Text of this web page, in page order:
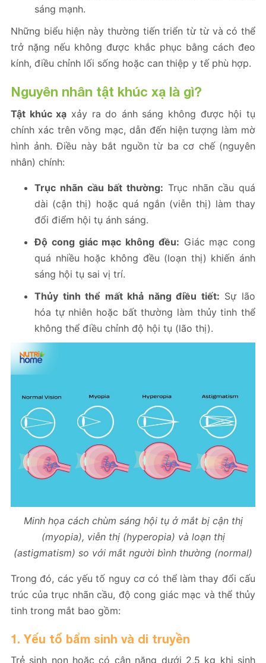
sáng mạnh.
Những biểu hiện này thường tiến triển từ từ và có thể
trở nặng nếu không được khắc phục bằng cách đeo
kính, điều chỉnh lối sống hoặc can thiệp y tế phù hợp.
Nguyên nhân tật khúc xạ là gì?
Tật khúc xạ xảy ra do ánh sáng không được hội tụ
chính xác trên võng mạc, dẫn đến hiện tượng làm mờ
hình ảnh. Điều này bắt nguồn từ ba cơ chế (nguyên
nhân) chính:
Trục nhãn cầu bất thường: Trục nhãn cầu quá
dài (cận thị) hoặc quá ngắn (viễn thị) làm thay
đổi điểm hội tụ ánh sáng.
Độ cong giác mạc không đều: Giác mạc cong
quá nhiều hoặc không đều (loạn thị) khiến ánh
sáng hội tụ sai vị trí.
Thủy tinh thể mất khả năng điều tiết: Sự lão
hóa tự nhiên hoặc bất thường làm thủy tinh thể
không thể điều chỉnh độ hội tụ (lão thị).
Minh họa cách chùm sáng hội tụ ở mắt bị cận thị
(myopia), viễn thị (hyperopia) và loạn thị
(astigmatism) so với mắt người bình thường (normal)
Trong đó, các yếu tố nguy cơ có thể làm thay đổi cấu
trúc của trục nhãn cầu, độ cong giác mạc và thể thủy
tinh trong mắt bao gồm:
1. Yếu tố bẩm sinh và di truyền
Trẻ sinh non hoặc có cân nặng dưới 2,5 kg khi sinh